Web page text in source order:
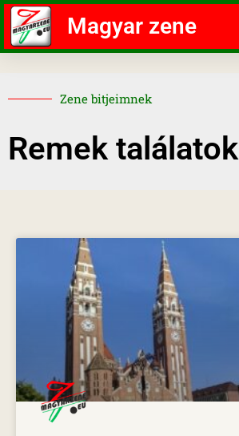
Magyar zene
Zene bitjeimnek
Remek találatok